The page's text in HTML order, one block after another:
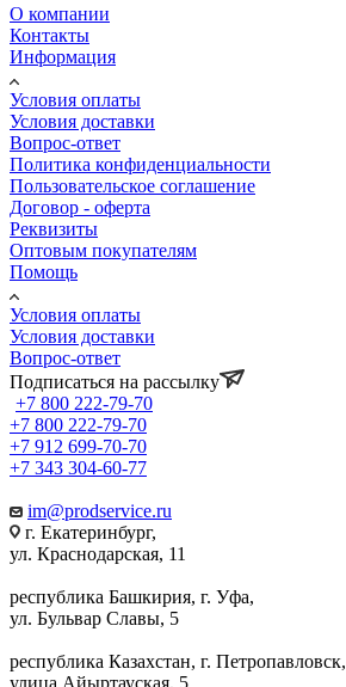
О компании
Контакты
Информация
Условия оплаты
Условия доставки
Вопрос-ответ
Политика конфиденциальности
Пользовательское соглашение
Договор - оферта
Реквизиты
Оптовым покупателям
Помощь
Условия оплаты
Условия доставки
Вопрос-ответ
Подписаться на рассылку
+7 800 222-79-70
+7 800 222-79-70
+7 912 699-70-70
+7 343 304-60-77
im@prodservice.ru
г. Екатеринбург,
ул. Краснодарская, 11
республика Башкирия, г. Уфа,
ул. Бульвар Славы, 5
республика Казахстан, г. Петропавловск,
улица Айыртауская, 5